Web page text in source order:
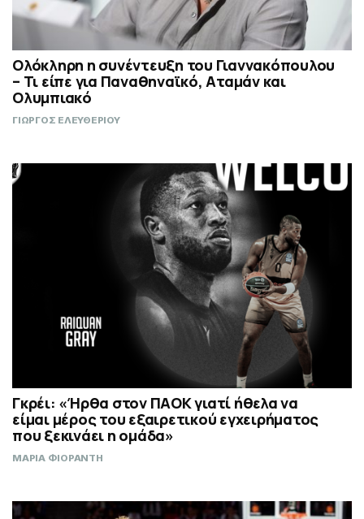
Ολόκληρη η συνέντευξη του Γιαννακόπουλου
– Τι είπε για Παναθηναϊκό, Αταμάν και
Ολυμπιακό
ΓΙΩΡΓΟΣ ΕΛΕΥΘΕΡΙΟΥ
Γκρέι: «Ήρθα στον ΠΑΟΚ γιατί ήθελα να
είμαι μέρος του εξαιρετικού εγχειρήματος
που ξεκινάει η ομάδα»
ΜΑΡΙΑ ΦΙΟΡΑΝΤΗ